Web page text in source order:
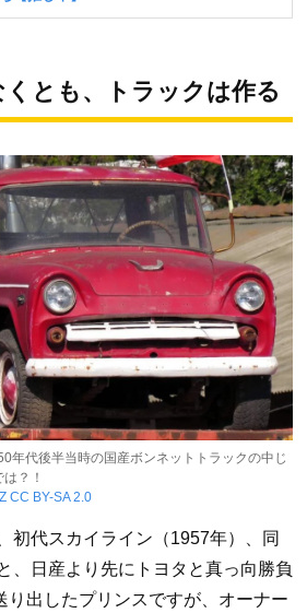
とも、トラックは作る
年代後半当時の国産ボンネットトラックの中じ
？！
CC BY-SA 2.0
初代スカイライン（1957年）、同
、日産より先にトヨタと真っ向勝負
り出したプリンスですが、オーナー